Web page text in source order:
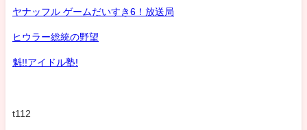
ヤナッフル ゲームだいすき6！放送局
ヒウラー総統の野望
魁!!アイドル塾!
t112